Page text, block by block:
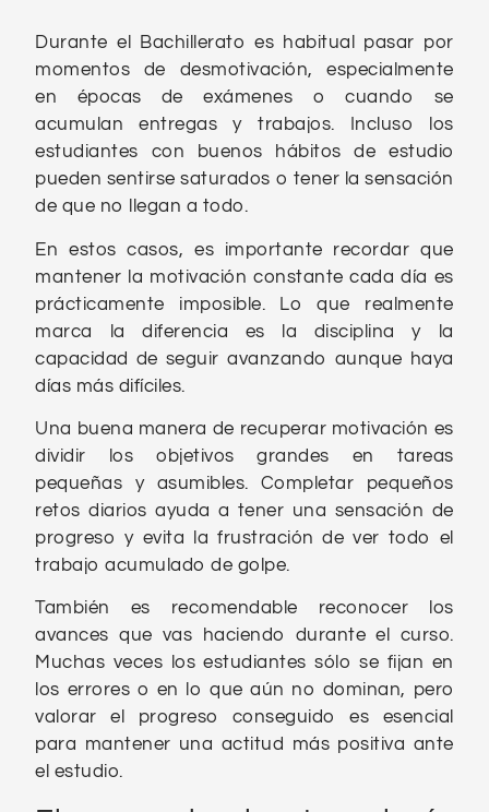
Durante el Bachillerato es habitual pasar por
momentos de desmotivación, especialmente
en épocas de exámenes o cuando se
acumulan entregas y trabajos. Incluso los
estudiantes con buenos hábitos de estudio
pueden sentirse saturados o tener la sensación
de que no llegan a todo.
En estos casos, es importante recordar que
mantener la motivación constante cada día es
prácticamente imposible. Lo que realmente
marca la diferencia es la disciplina y la
capacidad de seguir avanzando aunque haya
días más difíciles.
Una buena manera de recuperar motivación es
dividir los objetivos grandes en tareas
pequeñas y asumibles. Completar pequeños
retos diarios ayuda a tener una sensación de
progreso y evita la frustración de ver todo el
trabajo acumulado de golpe.
También es recomendable reconocer los
avances que vas haciendo durante el curso.
Muchas veces los estudiantes sólo se fijan en
los errores o en lo que aún no dominan, pero
valorar el progreso conseguido es esencial
para mantener una actitud más positiva ante
el estudio.